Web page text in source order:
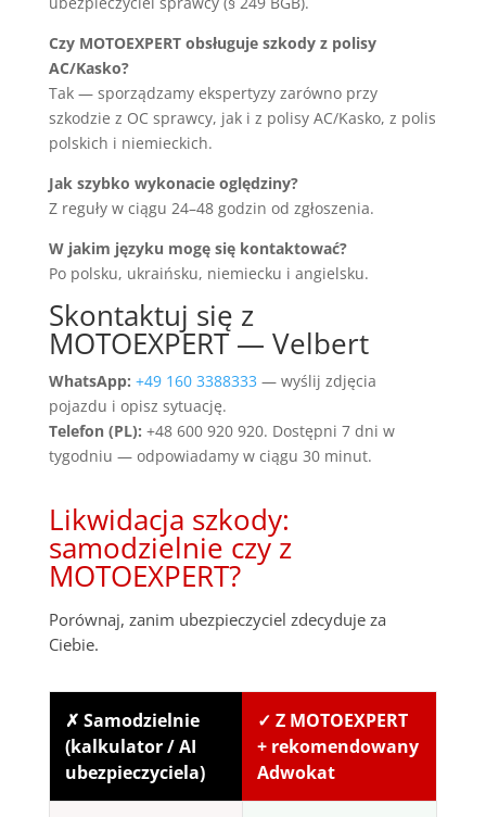
Czy MOTOEXPERT obsługuje szkody z polisy
AC/Kasko?
Tak — sporządzamy ekspertyzy zarówno przy
szkodzie z OC sprawcy, jak i z polisy AC/Kasko, z polis
polskich i niemieckich.
Jak szybko wykonacie oględziny?
Z reguły w ciągu 24–48 godzin od zgłoszenia.
W jakim języku mogę się kontaktować?
Po polsku, ukraińsku, niemiecku i angielsku.
Skontaktuj się z
MOTOEXPERT — Velbert
WhatsApp: +49 160 3388333 — wyślij zdjęcia
pojazdu i opisz sytuację.
Telefon (PL): +48 600 920 920. Dostępni 7 dni w
tygodniu — odpowiadamy w ciągu 30 minut.
Likwidacja szkody:
samodzielnie czy z
MOTOEXPERT?
Porównaj, zanim ubezpieczyciel zdecyduje za
Ciebie.
✗ Samodzielnie
(kalkulator / AI
ubezpieczyciela)
✓ Z MOTOEXPERT
+ rekomendowany
Adwokat